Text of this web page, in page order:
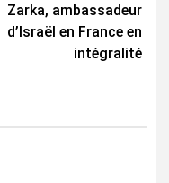
Zarka, ambassadeur
d’Israël en France en
intégralité